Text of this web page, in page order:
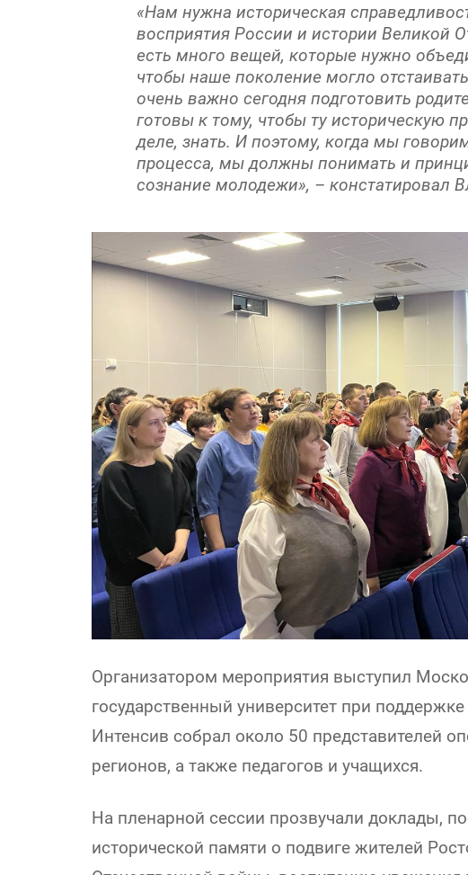
«Нам нужна историческая
восприятия России и истории Великой
есть много вещей, которые нужно
чтобы наше поколение могло
очень важно сегодня подготовить
готовы к тому, чтобы ту историческую
деле, знать. И поэтому, когда мы
процесса, мы должны понимать и
сознание молодежи», – констатировал
Организатором мероприятия выступил
государственный университет при
Интенсив собрал около 50 представителей
регионов, а также педагогов и учащихся.
На пленарной сессии прозвучали доклады,
исторической памяти о подвиге жителей